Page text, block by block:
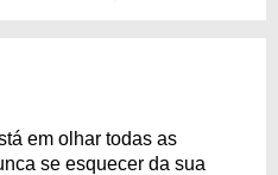
em olhar todas as
se esquecer da sua